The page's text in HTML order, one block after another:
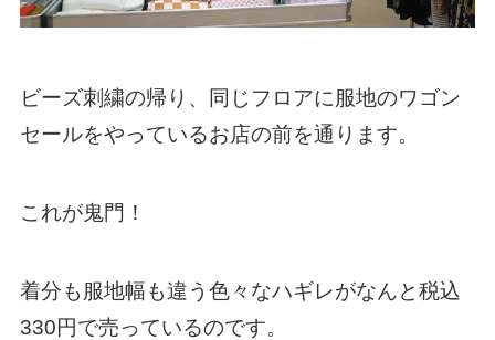
ビーズ刺繍の帰り、同じフロアに服地のワゴン
セールをやっているお店の前を通ります。
これが鬼門！
着分も服地幅も違う色々なハギレがなんと税込
330円で売っているのです。